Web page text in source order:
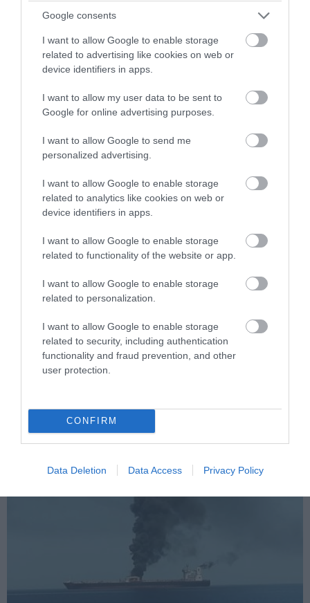
Google consents
I want to allow Google to enable storage
related to advertising like cookies on web or
device identifiers in apps.
I want to allow my user data to be sent to
Google for online advertising purposes.
I want to allow Google to send me
personalized advertising.
I want to allow Google to enable storage
related to analytics like cookies on web or
device identifiers in apps.
I want to allow Google to enable storage
related to functionality of the website or app.
I want to allow Google to enable storage
related to personalization.
I want to allow Google to enable storage
related to security, including authentication
functionality and fraud prevention, and other
user protection.
CONFIRM
Data Deletion Data Access Privacy Policy
PRONEWS.GR /ΔΙΕΘΝΗΣ ΑΣΦΑΛΕΙΑ
Ουκρανία: Βίντεο με βίαιη αρπαγή
19χρονου για επιστράτευση προκαλεί
αντιδράσεις
PRONEWS.GR /ΔΙΕΘΝΗΣ ΑΣΦΑΛΕΙΑ
Πεντάγωνο: Κατηγορεί πρώην υπουργό
Αεροπορίας για διαρροή απόρρητων
08.08.2026 | 18:41